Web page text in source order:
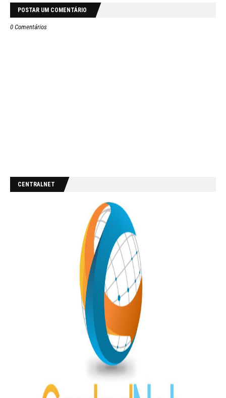
POSTAR UM COMENTÁRIO
0 Comentários
CENTRALNET